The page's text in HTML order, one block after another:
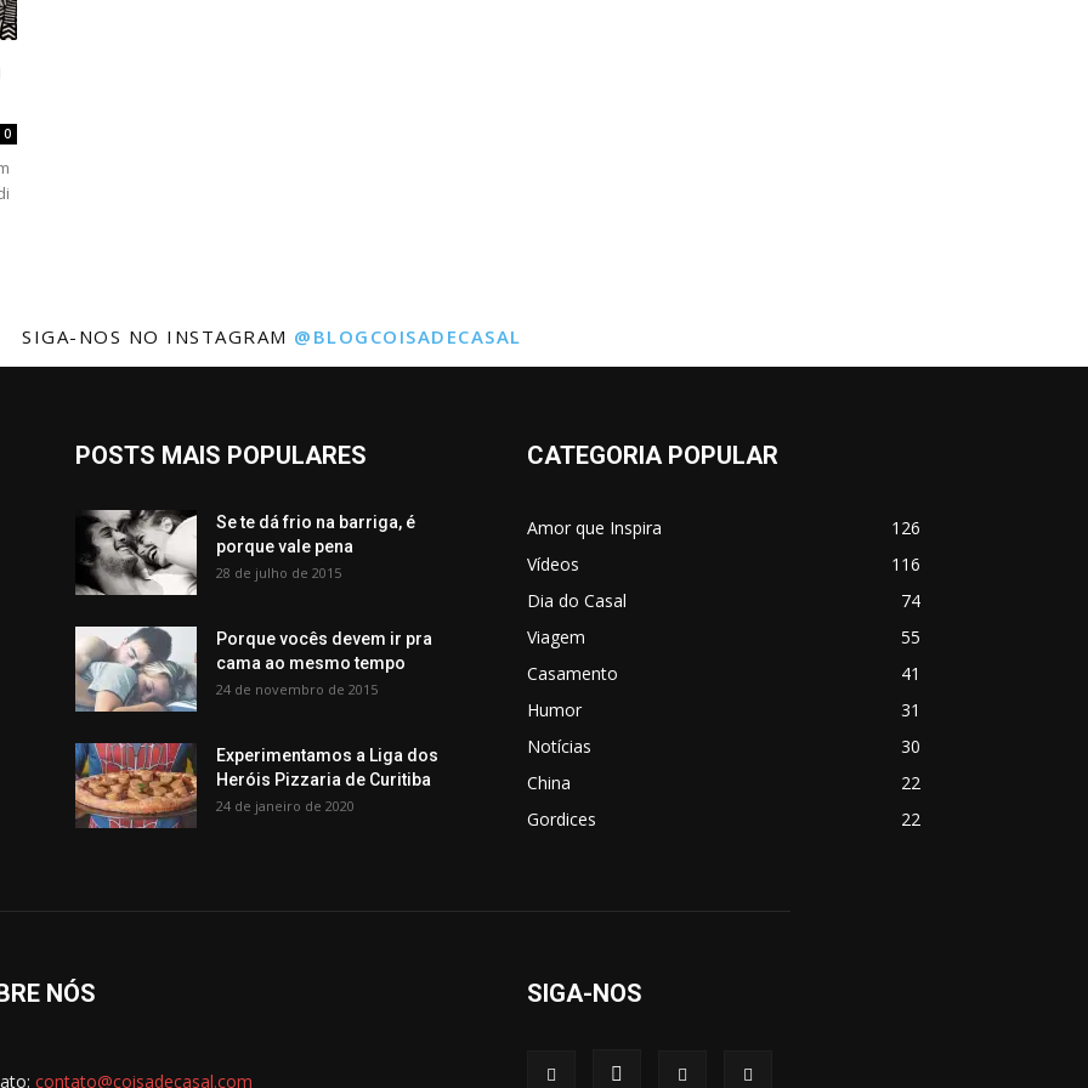
0
SIGA-NOS NO INSTAGRAM @BLOGCOISADECASAL
POSTS MAIS POPULARES
Se te dá frio na barriga, é
porque vale pena
28 de julho de 2015
Porque vocês devem ir pra
cama ao mesmo tempo
24 de novembro de 2015
Experimentamos a Liga dos
Heróis Pizzaria de Curitiba
24 de janeiro de 2020
CATEGORIA POPULAR
Amor que Inspira
126
Vídeos
116
Dia do Casal
74
Viagem
55
Casamento
41
Humor
31
Notícias
30
China
22
Gordices
22
NÓS
contato@coisadecasal.com
SIGA-NOS